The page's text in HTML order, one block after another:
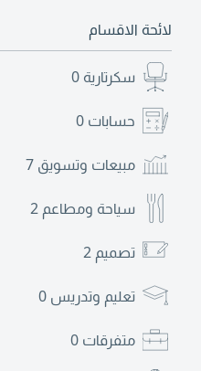
لائحة الاقسام
سكرتارية 0
حسابات 0
مبيعات وتسويق 7
سياحة ومطاعم 2
تصميم 2
تعليم وتدريس 0
متفرقات 0